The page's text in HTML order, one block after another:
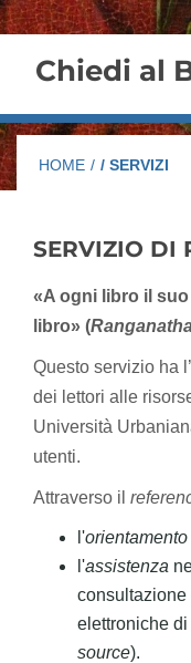
Chiedi al
HOME / / SERVIZI
SERVIZIO DI
«A ogni libro il
libro» (
Questo servizio ha
dei lettori alle
Università
utenti.
Attraverso il
l'orientamento
l'assistenza
elettroniche
source).